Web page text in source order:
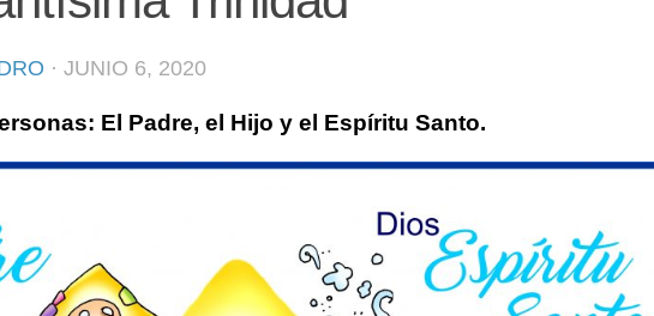
· JUNIO 6, 2020
El Padre, el Hijo y el Espíritu Santo.